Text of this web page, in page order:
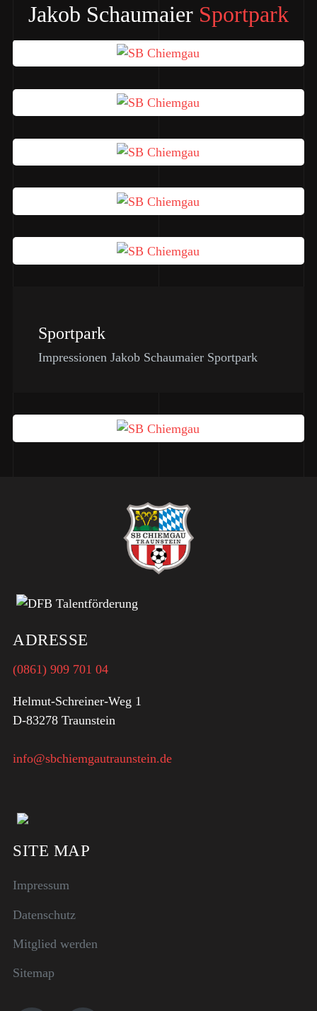
Jakob Schaumaier Sportpark
Sportpark
Impressionen Jakob Schaumaier Sportpark
ADRESSE
(0861) 909 701 04
Helmut-Schreiner-Weg 1
D-83278 Traunstein
info@sbchiemgautraunstein.de
SITE MAP
Impressum
Datenschutz
Mitglied werden
Sitemap